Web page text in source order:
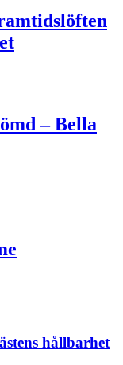
– Bella
hållbarhet